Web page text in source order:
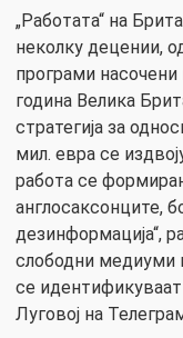
„Работата“ на
неколку децении,
програми насочени
година Велика
стратегија за
мил. евра се
работа се
англосаксонците,
дезинформација“,
слободни медиуми
се идентификуваат
Луговој на